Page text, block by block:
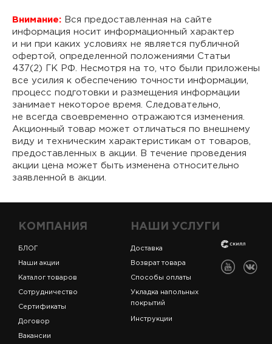
Внимание: Вся предоставленная на сайте
информация носит информационный характер
и ни при каких условиях не является публичной
офертой, определенной положениями Статьи
437(2) ГК РФ. Несмотря на то, что были приложены
все усилия к обеспечению точности информации,
процесс подготовки и размещения информации
занимает некоторое время. Следовательно,
не всегда своевременно отражаются изменения.
Акционный товар может отличаться по внешнему
виду и техническим характеристикам от товаров,
предоставленных в акции. В течение проведения
акции цена может быть изменена относительно
заявленной в акции.
КОМПАНИЯ
БЛОГ
Наши акции
Каталог товаров
Сотрудничество
Сертификаты
Договор
Вакансии
НАШИ УСЛУГИ
Доставка
Возврат товара
Способы оплаты
Укладка напольных
покрытий
Инструкции